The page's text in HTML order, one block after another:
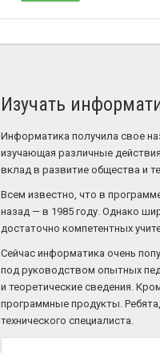
Изучать
Информатика получила свое
изучающая различные
вклад в развитие общества и
Всем известно, что в
назад — в 1985 году. Однако
достаточно компетентных
Сейчас информатика очень
под руководством опытных
и теоретические сведения.
программные продукты.
технического специалиста.